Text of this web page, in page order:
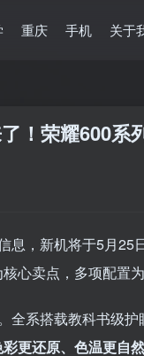
重庆 手机 关于
！荣耀600系
息，新机将于5月
心卖点，多项配置
全系搭载教科书级护
更还原、色温更自